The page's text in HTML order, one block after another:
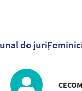
do juri